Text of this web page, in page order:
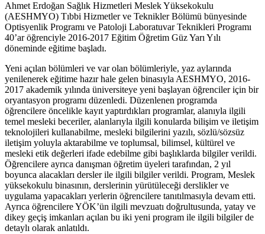
Ahmet Erdoğan Sağlık Hizmetleri Meslek Yüksekokulu
(AESHMYO) Tıbbi Hizmetler ve Teknikler Bölümü bünyesinde
Optisyenlik Programı ve Patoloji Laboratuvar Teknikleri Programı
40’ar öğrenciyle 2016-2017 Eğitim Öğretim Güz Yarı Yılı
döneminde eğitime başladı.
Yeni açılan bölümleri ve var olan bölümleriyle, yaz aylarında
yenilenerek eğitime hazır hale gelen binasıyla AESHMYO, 2016-
2017 akademik yılında üniversiteye yeni başlayan öğrenciler için bir
oryantasyon programı düzenledi. Düzenlenen programda
öğrencilere öncelikle kayıt yaptırdıkları programlar, alanıyla ilgili
temel mesleki beceriler, alanlarıyla ilgili konularda bilişim ve iletişim
teknolojileri kullanabilme, mesleki bilgilerini yazılı, sözlü/sözsüz
iletişim yoluyla aktarabilme ve toplumsal, bilimsel, kültürel ve
mesleki etik değerleri ifade edebilme gibi başlıklarda bilgiler verildi.
Öğrencilere ayrıca danışman öğretim üyeleri tarafından, 2 yıl
boyunca alacakları dersler ile ilgili bilgiler verildi. Program, Meslek
yüksekokulu binasının, derslerinin yürütüleceği derslikler ve
uygulama yapacakları yerlerin öğrencilere tanıtılmasıyla devam etti.
Ayrıca öğrencilere YÖK’ün ilgili mevzuatı doğrultusunda, yatay ve
dikey geçiş imkanları açılan bu iki yeni program ile ilgili bilgiler de
detaylı olarak anlatıldı.